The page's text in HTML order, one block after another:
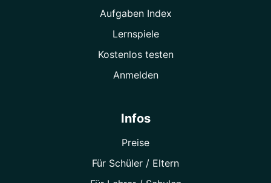
Aufgaben Index
Lernspiele
Kostenlos testen
Anmelden
Infos
Preise
Für Schüler / Eltern